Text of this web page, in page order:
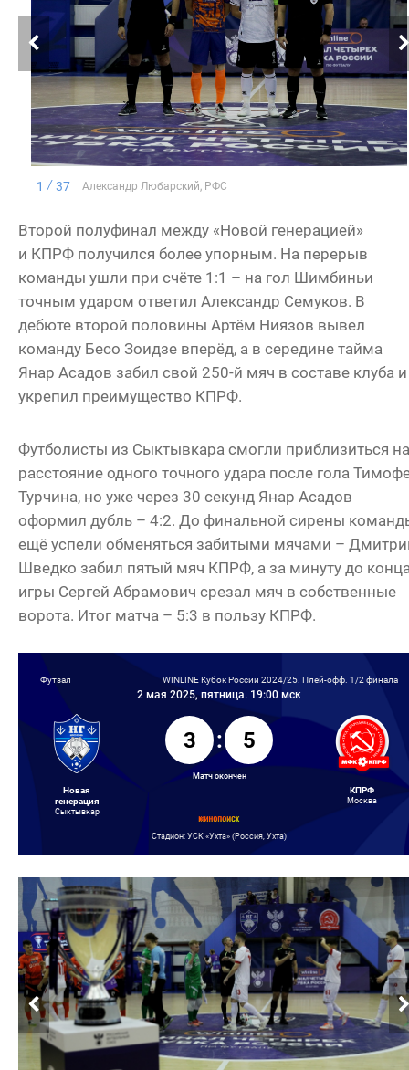
1 37 Александр Любарский, РФС
Второй полуфинал между «Новой генерацией»
и КПРФ получился более упорным. На перерыв
команды ушли при счёте 1:1 – на гол Шимбиньи
точным ударом ответил Александр Семуков. В
дебюте второй половины Артём Ниязов вывел
команду Бесо Зоидзе вперёд, а в середине тайма
Янар Асадов забил свой 250-й мяч в составе клуба и
укрепил преимущество КПРФ.
Футболисты из Сыктывкара смогли приблизиться на
расстояние одного точного удара после гола
Турчина, но уже через 30 секунд Янар Асадов
оформил дубль – 4:2. До финальной сирены
ещё успели обменяться забитыми мячами –
Шведко забил пятый мяч КПРФ, а за минуту до
игры Сергей Абрамович срезал мяч в собственные
ворота. Итог матча – 5:3 в пользу КПРФ.
Футзал
2 мая 2025, пятница. 19:00 мск
WINLINE Кубок России 2024/25. Плей-офф. 1/2 финала
Новая
генерация
Сыктывкар
3 : 5
Матч окончен
КПРФ
Москва
Стадион: УСК «Ухта» (Россия, Ухта)